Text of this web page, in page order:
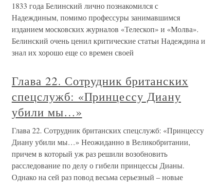
1833 года Белинский лично познакомился с
Надеждиным, помимо профессуры занимавшимся
изданием московских журналов «Телескоп» и «Молва».
Белинский очень ценил критические статьи Надеждина и
знал их хорошо еще со времен своей
Глава 22. Сотрудник британских
спецслужб: «Принцессу Диану
убили мы…»
Глава 22. Сотрудник британских спецслужб: «Принцессу
Диану убили мы…» Неожиданно в Великобритании,
причем в который уж раз решили возобновить
расследование по делу о гибели принцессы Дианы.
Однако на сей раз повод весьма серьезный – новые